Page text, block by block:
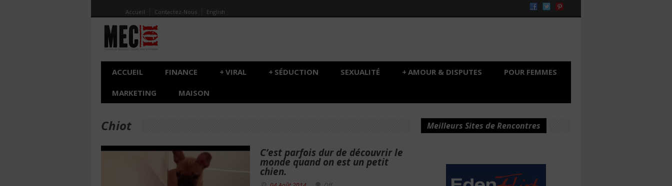
Accueil Contactez-Nous English
ACCUEIL FINANCE VIRAL
+ SÉDUCTION
+ SEXUALITÉ AMOUR & DISPUTES
+ POUR FEMMES
MARKETING MAISON
Chiot
C’est parfois dur de découvrir le
monde quand on est un petit
chien.
Meilleurs Sites de Rencontres